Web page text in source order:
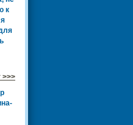
к
>>>